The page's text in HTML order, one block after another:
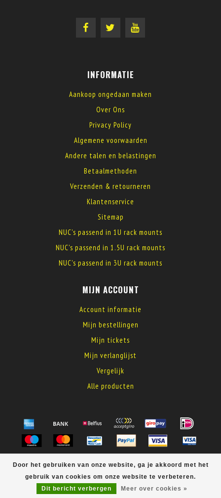
Door het gebruiken van onze website, ga je akkoord met het
gebruik van cookies om onze website te verbeteren.
Dit bericht verbergen
Meer over cookies »
INFORMATIE
Aankoop ongedaan maken
Over Ons
Privacy Policy
Algemene voorwaarden
Andere talen en belastingen
Betaalmethoden
Verzenden & retourneren
Klantenservice
Sitemap
NUC's passend in 1U rack mounts
NUC's passend in 1.5U rack mounts
NUC's passend in 3U rack mounts
MIJN ACCOUNT
Account informatie
Mijn bestellingen
Mijn tickets
Mijn verlanglijst
Vergelijk
Alle producten
© Copyright 2026 MyElectronics